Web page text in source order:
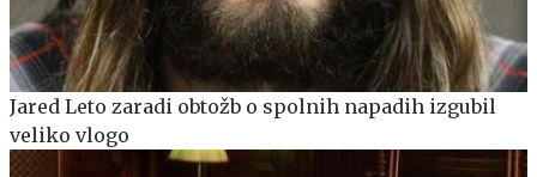
Jared Leto zaradi obtožb o spolnih napadih izgubil
veliko vlogo